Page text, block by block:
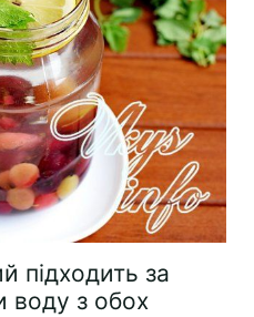
підходить за
воду з обох